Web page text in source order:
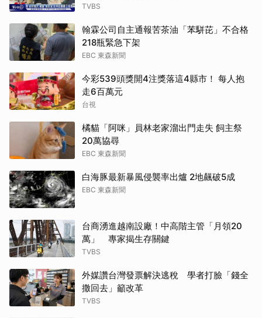
TVBS
翰霖公司自主通報苦茶油「苯駢芘」不合格
218瓶緊急下架
EBC 東森新聞
今彩539頭獎開4注獎落這4縣市！ 每人抱
走6百萬元
台視
橘貓「阿咪」員林老家溜出門走失 飼主祭
20萬協尋
EBC 東森新聞
白海豚最新暴風侵襲率出爐 2地飆破5成
EBC 東森新聞
台商湧進越南設廠！中高階主管「月領20
萬」 專家揭生存關鍵
TVBS
外媒讚台灣發票解決逃稅 學者打臉「錢全
撒回去」籲改革
TVBS